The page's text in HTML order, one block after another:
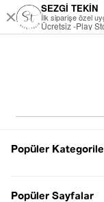
SEZGİ TEKİN
İlk siparişe özel
Ücretsiz -Play
Popüler
Popüler Sayfalar